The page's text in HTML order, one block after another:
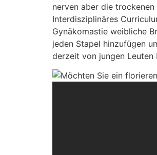
nerven aber die
Interdisziplinäres
Gynäkomastie weibliche
jeden Stapel hinzufügen
derzeit von jungen